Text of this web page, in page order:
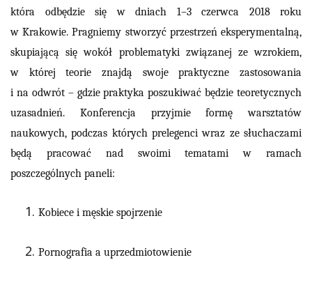
która odbędzie się w dniach 1–3 czerwca 2018 roku
w Krakowie. Pragniemy stworzyć przestrzeń eksperymentalną,
skupiającą się wokół problematyki związanej ze wzrokiem,
w której teorie znajdą swoje praktyczne zastosowania
i na odwrót – gdzie praktyka poszukiwać będzie teoretycznych
uzasadnień. Konferencja przyjmie formę warsztatów
naukowych, podczas których prelegenci wraz ze słuchaczami
będą pracować nad swoimi tematami w ramach
poszczególnych paneli:
Kobiece i męskie spojrzenie
Pornografia a uprzedmiotowienie